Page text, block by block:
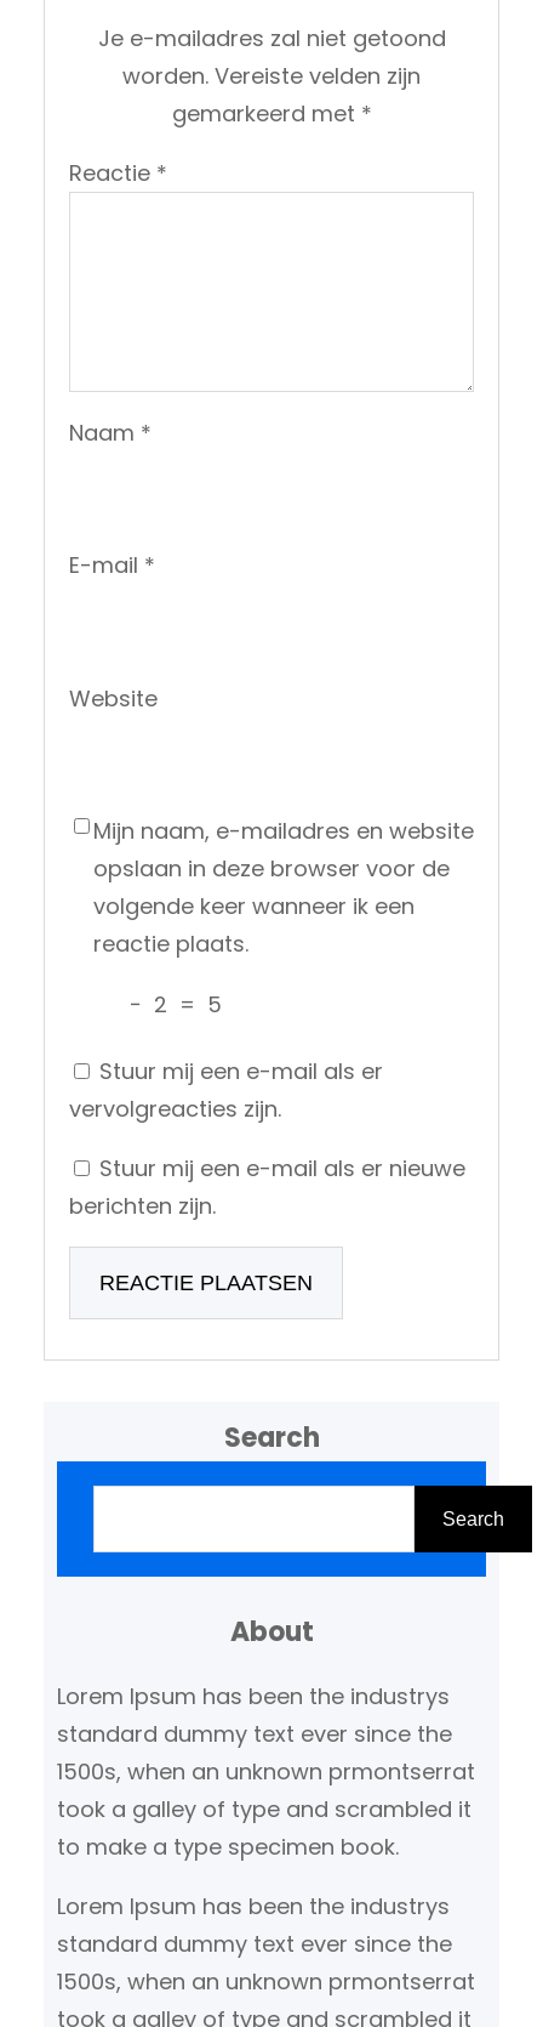
Je e-mailadres zal niet getoond
worden. Vereiste velden zijn
gemarkeerd met *
Reactie *
Naam *
E-mail *
Website
Mijn naam, e-mailadres en website
opslaan in deze browser voor de
volgende keer wanneer ik een
reactie plaats.
− 2 = 5
Stuur mij een e-mail als er
vervolgreacties zijn.
Stuur mij een e-mail als er nieuwe
berichten zijn.
Search
Search
About
Lorem Ipsum has been the industrys
standard dummy text ever since the
1500s, when an unknown prmontserrat
took a galley of type and scrambled it
to make a type specimen book.
Lorem Ipsum has been the industrys
standard dummy text ever since the
1500s, when an unknown prmontserrat
took a galley of type and scrambled it